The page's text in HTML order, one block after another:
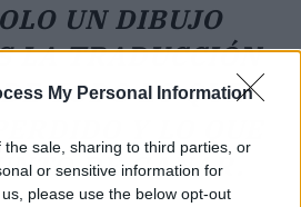
My Personal Information
sale, sharing to third parties, or
or sensitive information for
please use the below opt-out
UN DIBUJO
LA TRADUCCIÓN
TODO LO QUE
DE GANAR.